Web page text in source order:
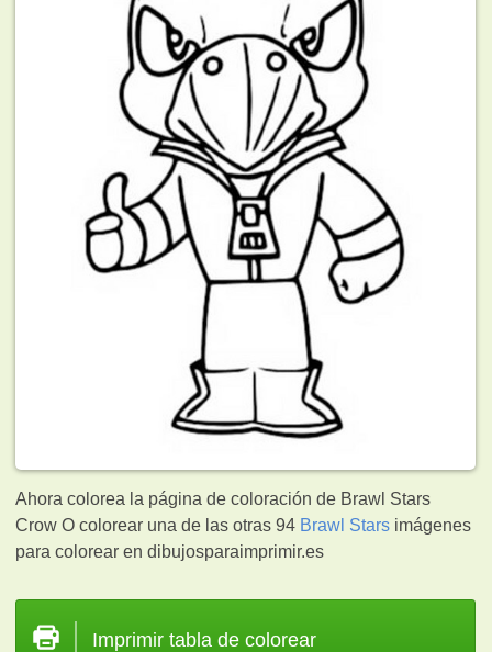
Ahora colorea la página de coloración de Brawl Stars
Crow O colorear una de las otras 94 Brawl Stars imágenes
para colorear en dibujosparaimprimir.es
Imprimir tabla de colorear